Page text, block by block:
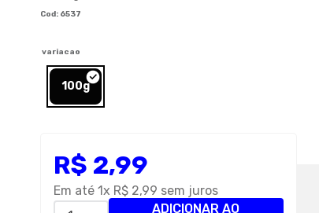
: 6537
variacao
100g
R$ 2,99
Em até 1x R$ 2,99 sem juros
ADICIONAR AO